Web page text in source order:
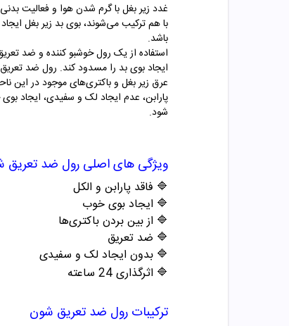
غدد زیر بغل با گرم شدن هوا و فعالیت
با هم ترکیب می‌شوند، بوی بد زیر بغل
باشد.
استفاده از یک رول خوشبو کننده و ضد
ایجاد بوی بد را مسدود کند. رول ضد تعریق
عرق زیر بغل و باکتری‌های موجود در این
پارابن، عدم ایجاد لک و سفیدی، ایجاد
شود.
ویژگی های اصلی رول ضد تعریق
🔷 فاقد پارابن و الکل
🔷 ایجاد بوی خوب
🔷 از بین بردن باکتری‌ها
🔷 ضد تعریق
🔷 بدون ایجاد لک و سفیدی
🔷 اثرگذاری 24 ساعته
ترکیبات رول ضد تعریق شون